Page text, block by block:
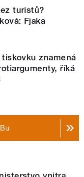
turistů?
Fjaka
znamená
říká